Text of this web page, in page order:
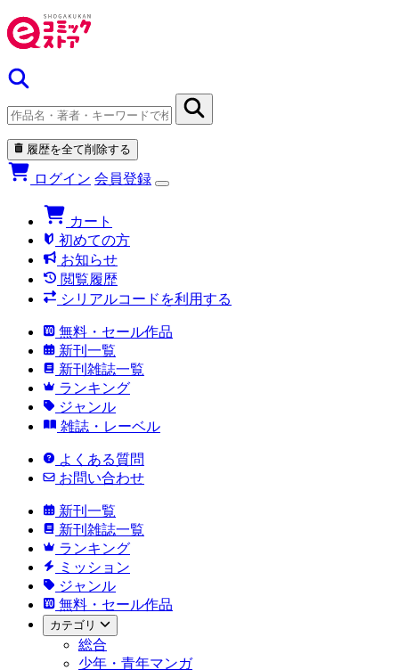
履歴を全て削除する
ログイン 会員登録
カート
初めての方
お知らせ
閲覧履歴
シリアルコードを利用する
無料・セール作品
新刊一覧
新刊雑誌一覧
ランキング
ジャンル
雑誌・レーベル
よくある質問
お問い合わせ
新刊一覧
新刊雑誌一覧
ランキング
ミッション
ジャンル
無料・セール作品
カテゴリ
総合
少年・青年マンガ